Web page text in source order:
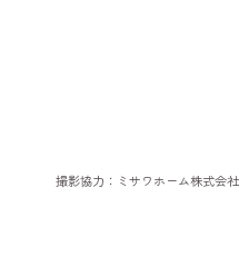
撮影協力：ミサワホーム株式会社